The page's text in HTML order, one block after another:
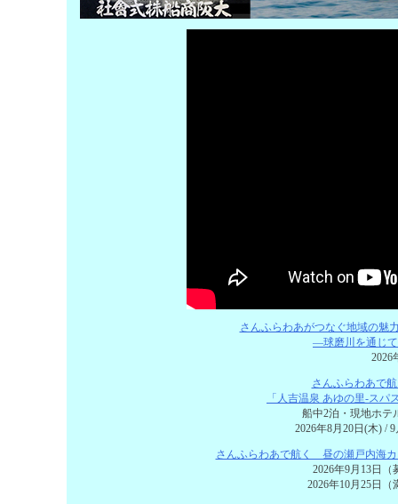
さんふらわあがつなぐ地域の魅
―球磨川を通じ
2026
さんふらわあで
「人吉温泉 あゆの里-ス
船中2泊・現地ホ
2026年8月20日(木) /
さんふらわあで航く 昼の瀬戸内海
2026年9月13日（
2026年10月25日（